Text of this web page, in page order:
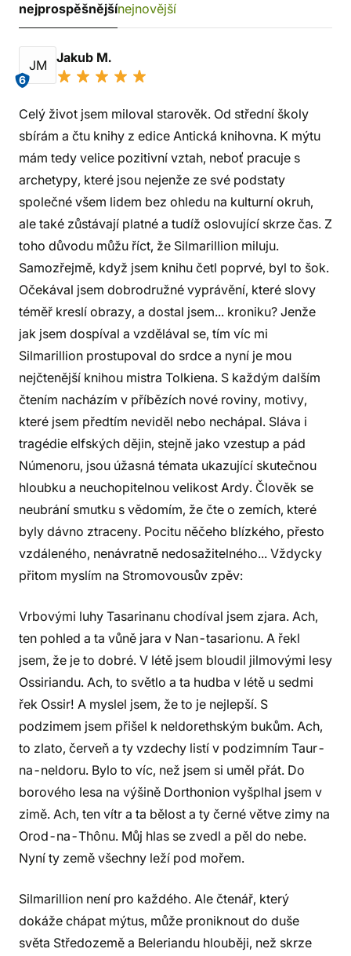
nejprospěšnějšínejnovější
JM
6
Jakub M.
Celý život jsem miloval starověk. Od střední školy
sbírám a čtu knihy z edice Antická knihovna. K mýtu
mám tedy velice pozitivní vztah, neboť pracuje s
archetypy, které jsou nejenže ze své podstaty
společné všem lidem bez ohledu na kulturní okruh,
ale také zůstávají platné a tudíž oslovující skrze čas. Z
toho důvodu můžu říct, že Silmarillion miluju.
Samozřejmě, když jsem knihu četl poprvé, byl to šok.
Očekával jsem dobrodružné vyprávění, které slovy
téměř kreslí obrazy, a dostal jsem... kroniku? Jenže
jak jsem dospíval a vzdělával se, tím víc mi
Silmarillion prostupoval do srdce a nyní je mou
nejčtenější knihou mistra Tolkiena. S každým dalším
čtením nacházím v příbězích nové roviny, motivy,
které jsem předtím neviděl nebo nechápal. Sláva i
tragédie elfských dějin, stejně jako vzestup a pád
Númenoru, jsou úžasná témata ukazující skutečnou
hloubku a neuchopitelnou velikost Ardy. Člověk se
neubrání smutku s vědomím, že čte o zemích, které
byly dávno ztraceny. Pocitu něčeho blízkého, přesto
vzdáleného, nenávratně nedosažitelného... Vždycky
přitom myslím na Stromovousův zpěv:
Vrbovými luhy Tasarinanu chodíval jsem zjara. Ach,
ten pohled a ta vůně jara v Nan-tasarionu. A řekl
jsem, že je to dobré. V létě jsem bloudil jilmovými lesy
Ossiriandu. Ach, to světlo a ta hudba v létě u sedmi
řek Ossir! A myslel jsem, že to je nejlepší. S
podzimem jsem přišel k neldorethským bukům. Ach,
to zlato, červeň a ty vzdechy listí v podzimním Taur-
na-neldoru. Bylo to víc, než jsem si uměl přát. Do
borového lesa na výšině Dorthonion vyšplhal jsem v
zimě. Ach, ten vítr a ta bělost a ty černé větve zimy na
Orod-na-Thônu. Můj hlas se zvedl a pěl do nebe.
Nyní ty země všechny leží pod mořem.
Silmarillion není pro každého. Ale čtenář, který
dokáže chápat mýtus, může proniknout do duše
světa Středozemě a Beleriandu hlouběji, než skrze